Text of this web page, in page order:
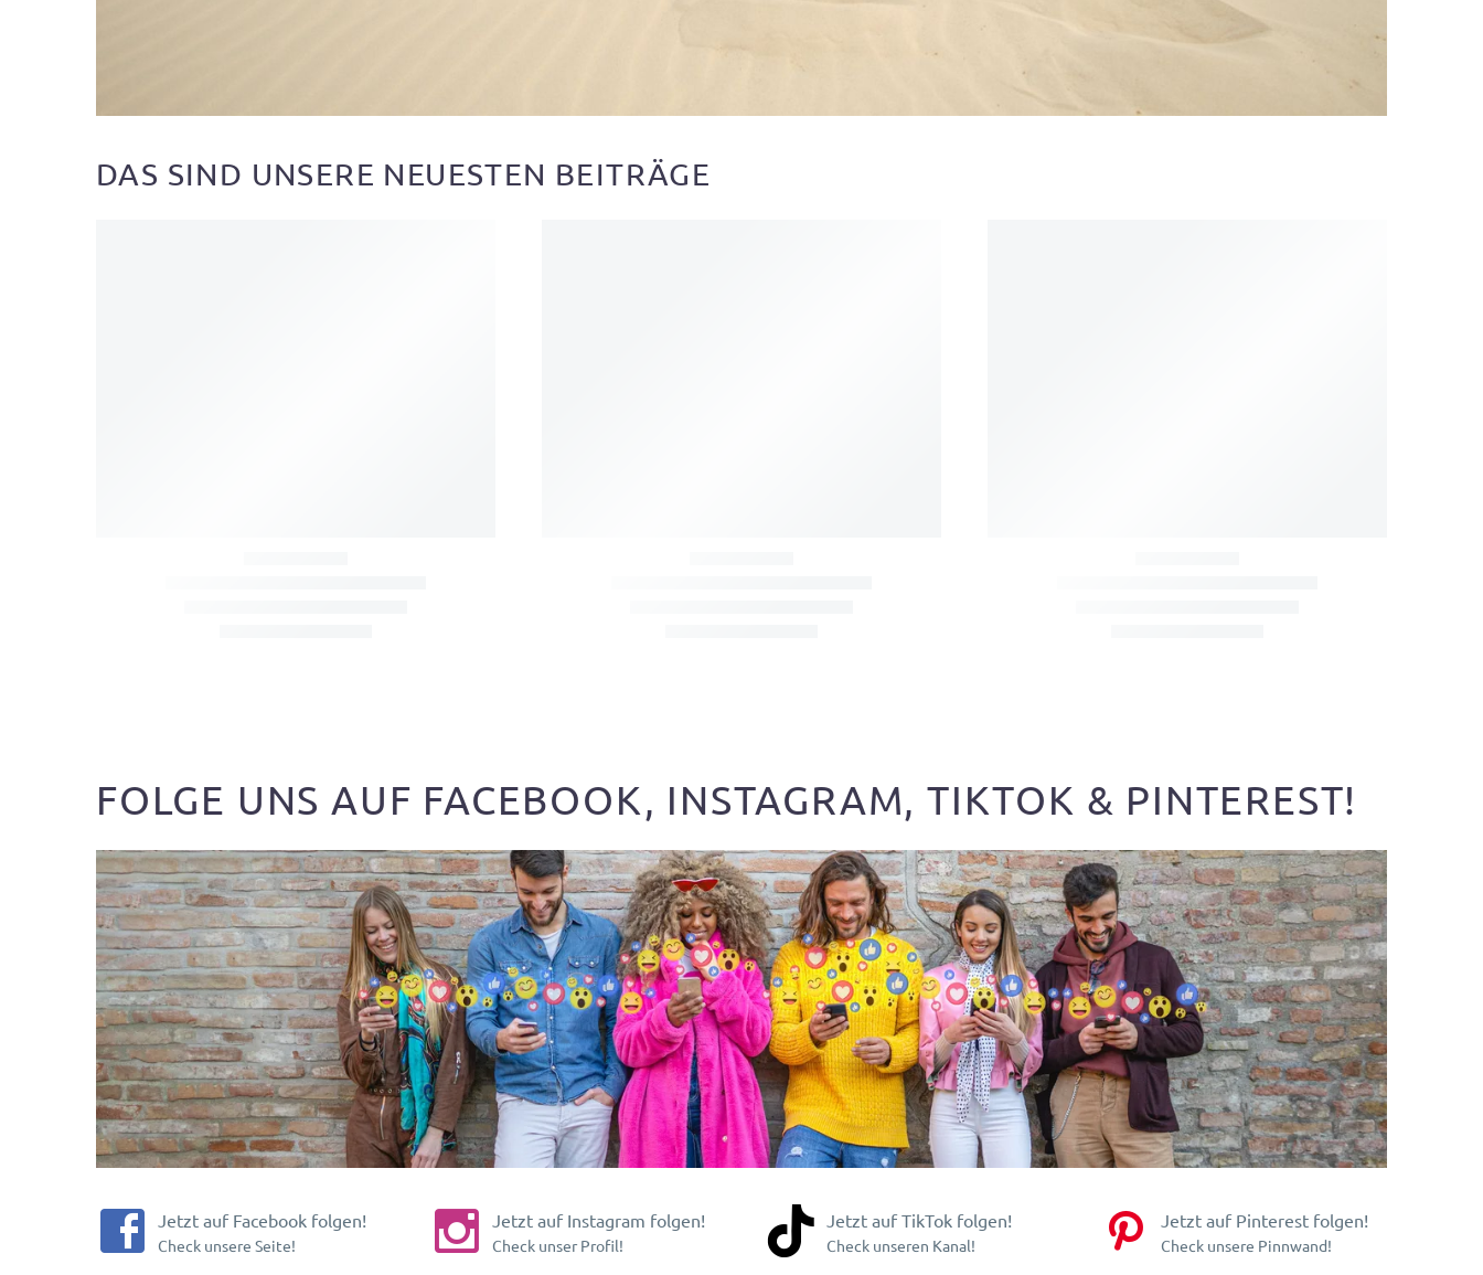
DAS SIND UNSERE NEUESTEN BEITRÄGE
FOLGE UNS AUF FACEBOOK, INSTAGRAM, TIKTOK & PINTEREST!

 Jetzt auf Facebook folgen!
Check unsere Seite! 
 Jetzt auf Instagram folgen!
Check unser Profil! 
 Jetzt auf TikTok folgen!
Check unseren Kanal! 
 Jetzt auf Pinterest folgen!
Check unsere Pinnwand!